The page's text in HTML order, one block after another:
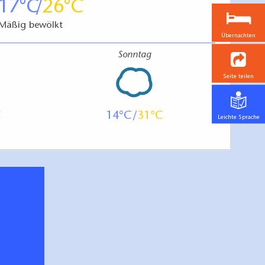
17 26
Mäßig bewölkt
Sonntag
14 31
Übernachten
Seite teilen
Leichte Sprache